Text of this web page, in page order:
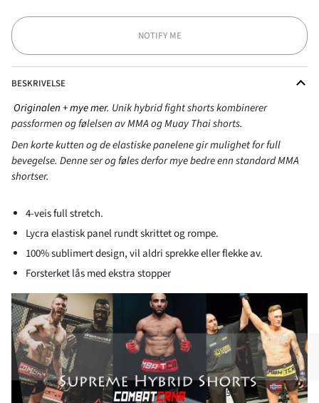
NOTIFY ME
BESKRIVELSE
Originalen + mye mer. Unik hybrid fight shorts kombinerer
passformen og følelsen av MMA og Muay Thai shorts.
Den korte kutten og de elastiske panelene gir mulighet for full
bevegelse. Denne ser og føles derfor mye bedre enn standard MMA
shortser.
4-veis full stretch.
Lycra elastisk panel rundt skrittet og rompe.
100% sublimert design, vil aldri sprekke eller flekke av.
Forsterket lås med ekstra stopper